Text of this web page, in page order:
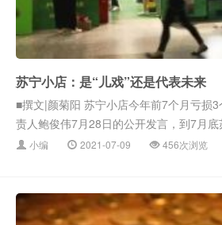
苏宁小店：是“儿戏”还是代表未来
■撰文|颜菊阳 苏宁小店今年前7个月亏损
责人鲍俊伟7月28日的公开发言，到7月底
小编 2021-07-09 456次浏览